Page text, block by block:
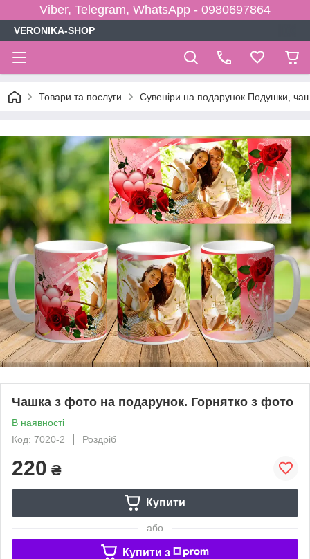
Viber, Telegram, WhatsApp - 0980697864
VERONIKA-SHOP
Товари та послуги Сувеніри на подарунок Подушки,
Чашка з фото на подарунок. Горнятко з фото
В наявності
Код: 7020-2
Роздріб
220 ₴
Купити
або
Купити з